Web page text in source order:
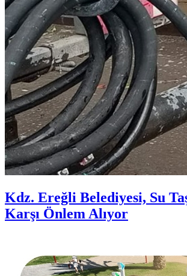
Kdz. Ereğli Belediyesi, Su
Karşı Önlem Alıyor